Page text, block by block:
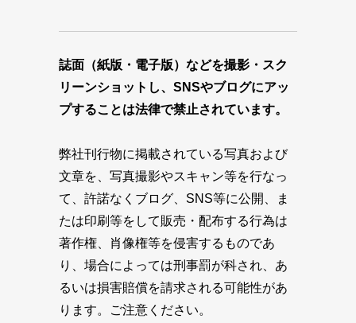
誌面（紙版・電子版）などを撮影・スク
リーンショットし、SNSやブログにアッ
プすることは法律で禁止されています。
弊社刊行物に掲載されている写真および
文章を、写真撮影やスキャン等を行なっ
て、許諾なくブログ、SNS等に公開、ま
たは印刷等をして販売・配布する行為は
著作権、肖像権等を侵害するものであ
り、場合によっては刑事罰が科され、あ
るいは損害賠償を請求される可能性があ
ります。ご注意ください。